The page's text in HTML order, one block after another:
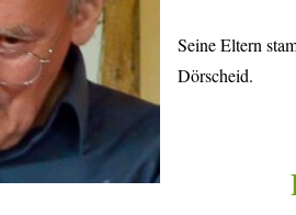
Seine Eltern
Dörscheid.